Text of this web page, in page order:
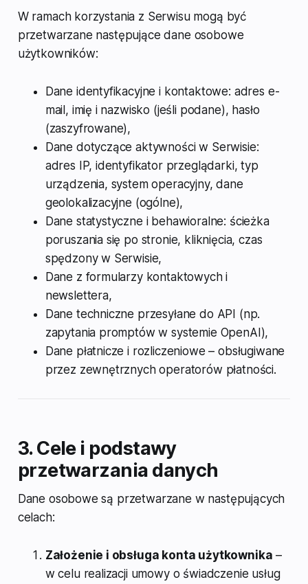
W ramach korzystania z Serwisu mogą być
przetwarzane następujące dane osobowe
użytkowników:
Dane identyfikacyjne i kontaktowe: adres e-
mail, imię i nazwisko (jeśli podane), hasło
(zaszyfrowane),
Dane dotyczące aktywności w Serwisie:
adres IP, identyfikator przeglądarki, typ
urządzenia, system operacyjny, dane
geolokalizacyjne (ogólne),
Dane statystyczne i behawioralne: ścieżka
poruszania się po stronie, kliknięcia, czas
spędzony w Serwisie,
Dane z formularzy kontaktowych i
newslettera,
Dane techniczne przesyłane do API (np.
zapytania promptów w systemie OpenAI),
Dane płatnicze i rozliczeniowe – obsługiwane
przez zewnętrznych operatorów płatności.
3. Cele i podstawy
przetwarzania danych
Dane osobowe są przetwarzane w następujących
celach:
Założenie i obsługa konta użytkownika –
w celu realizacji umowy o świadczenie usług